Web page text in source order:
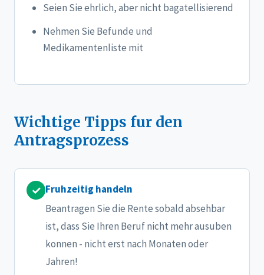
Seien Sie ehrlich, aber nicht bagatellisierend
Nehmen Sie Befunde und
Medikamentenliste mit
Wichtige Tipps fur den
Antragsprozess
✓ Fruhzeitig handeln
Beantragen Sie die Rente sobald absehbar
ist, dass Sie Ihren Beruf nicht mehr ausuben
konnen - nicht erst nach Monaten oder
Jahren!